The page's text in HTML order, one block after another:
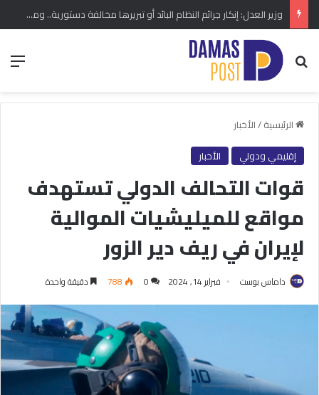
وزير العدل: إنكار جرائم النظام البائد أو تبريرها مخالفة دستورية.. ومشروع قانون خاص إلى مجلس الشعب
بحث عن
الرئيسية/الأخبار
إقليمي ودولي
الأخبار
قوات التحالف الدولي تستهدف
مواقع للميليشيات الموالية
لإيران في ريف دير الزور
داماس بوست فبراير 14, 2024 0
788 دقيقة واحدة